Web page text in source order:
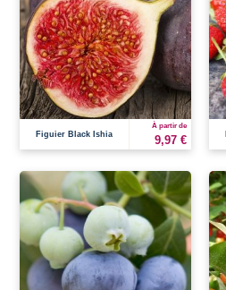
Figuier Black Ishia
À partir de
9,97 €